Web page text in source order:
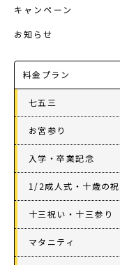
キャンペーン
お知らせ
料金プラン
七五三
お宮参り
入学・卒業記念
1/2成人式・十歳の
十三祝い・十三参り
マタニティ